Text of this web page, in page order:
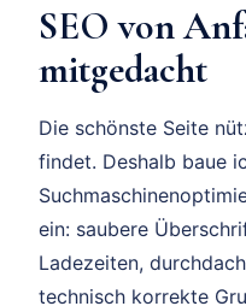
SEO von
mitgedacht
Die schönste Seite
findet. Deshalb baue
ein: saubere
Ladezeiten,
technisch korrekte